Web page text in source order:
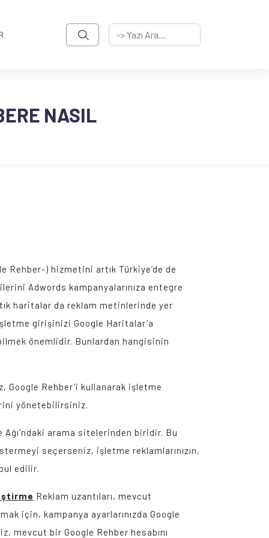
NASIL
Rehber-) hizmetini artık Türkiye’de de
Adwords kampanyalarınıza entegre
haritalar da reklam metinlerinde yer
girişinizi Google Haritalar’a
önemlidir. Bunlardan hangisinin
Google Rehber’i kullanarak işletme
yönetebilirsiniz.
Ağı’ndaki arama sitelerinden biridir. Bu
seçerseniz, işletme reklamlarınızın,
edilir.
Reklam uzantıları, mevcut
için, kampanya ayarlarınızda Google
mevcut bir Google Rehber hesabını